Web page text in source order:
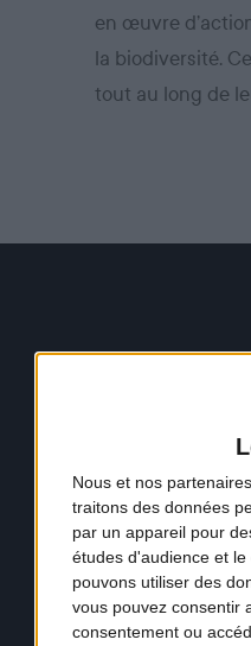
Nous et nos partenaires
traitons des données
par un appareil pour
études d'audience et
pouvons utiliser des
vous pouvez consentir
consentement ou
en œuvre
la biodiversité.
tout au long de